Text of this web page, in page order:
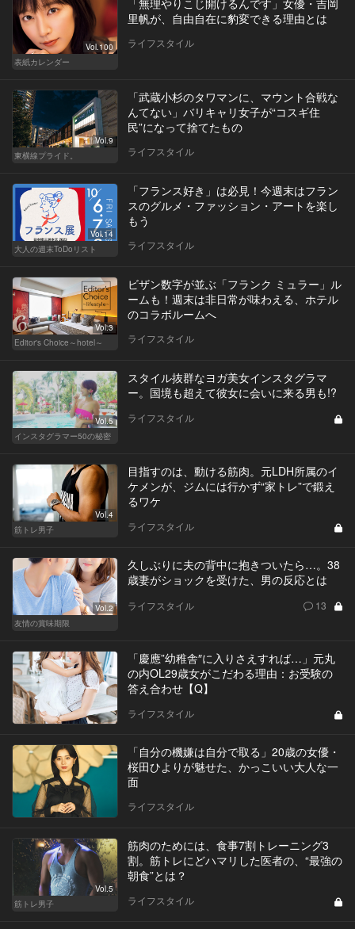
Vol.100
表紙カレンダー
里帆が、自由自在に豹変できる理由とは
ライフスタイル
Vol.9
東横線プライド。
「武蔵小杉のタワマンに、マウント合戦な
んてない」バリキャリ女子が“コスギ住
民”になって捨てたもの
ライフスタイル
Vol.14
大人の週末ToDoリスト
「フランス好き」は必見！今週末はフラン
スのグルメ・ファッション・アートを楽し
もう
ライフスタイル
Vol.3
Editor's Choice～hotel～
ビザン数字が並ぶ「フランク ミュラー」ル
ームも！週末は非日常が味わえる、ホテル
のコラボルームへ
ライフスタイル
Vol.5
インスタグラマー50の秘密
スタイル抜群なヨガ美女インスタグラマ
ー。国境も超えて彼女に会いに来る男も!?
ライフスタイル
Vol.4
筋トレ男子
目指すのは、動ける筋肉。元LDH所属のイ
ケメンが、ジムには行かず“家トレ”で鍛え
るワケ
ライフスタイル
Vol.2
友情の賞味期限
久しぶりに夫の背中に抱きついたら…。38
歳妻がショックを受けた、男の反応とは
ライフスタイル 13
「慶應”幼稚舎″に入りさえすれば…」元丸
の内OL29歳女がこだわる理由：お受験の
答え合わせ【Q】
ライフスタイル
「自分の機嫌は自分で取る」20歳の女優・
桜田ひよりが魅せた、かっこいい大人な一
面
ライフスタイル
Vol.5
筋トレ男子
筋肉のためには、食事7割トレーニング3
割。筋トレにどハマリした医者の、“最強の
朝食”とは？
ライフスタイル